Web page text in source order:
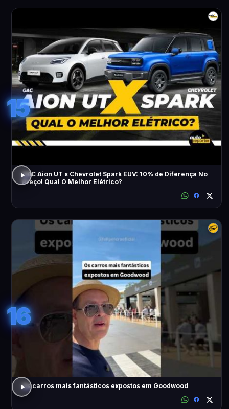
15
GAC Aion UT x Chevrolet Spark EUV: 10% de Diferença No
Preço! Qual O Melhor Elétrico?
16
Os carros mais fantásticos expostos em Goodwood